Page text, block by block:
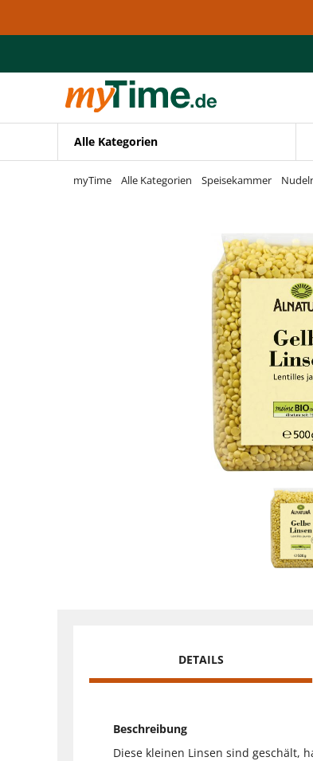
Zur Navigation springen
Alle Kategorien
myTime Alle Kategorien Speisekammer
DETAILS
Beschreibung
Diese kleinen Linsen sind geschält,